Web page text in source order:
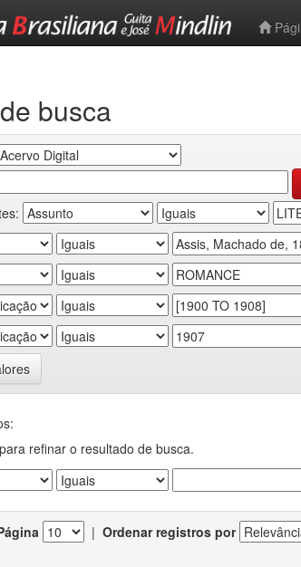
busca
refinar o resultado de busca.
| Ordenar registros por